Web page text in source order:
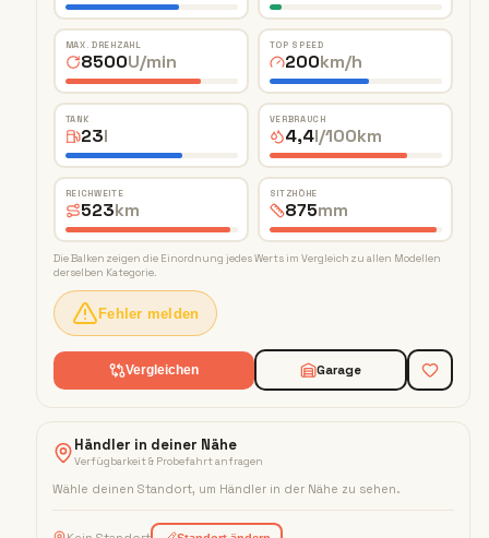
MAX. DREHZAHL
8500U/min
TOP SPEED
200km/h
TANK
23l
VERBRAUCH
4,4l/100km
REICHWEITE
523km
SITZHÖHE
875mm
Die Balken zeigen die Einordnung jedes Werts im Vergleich zu allen Modellen
derselben Kategorie.
Fehler melden
Vergleichen Garage
Händler in deiner Nähe
Verfügbarkeit & Probefahrt anfragen
Wähle deinen Standort, um Händler in der Nähe zu sehen.